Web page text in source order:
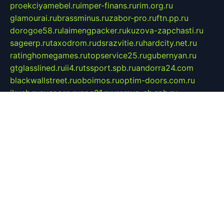
proekciyamebel.ruimper-finans.rurim.org.ru
glamourai.rubrassminus.ruzabor-pro.ruftn.pp.ru
dorogoe58.rulaimengpacker.rukuzova-zapchasti.ru
sageerp.rutaxodrom.rudsrazvitie.ruhardcity.net.ru
ratinghomegames.rutopservice25.rugubernyan.ru
gtglasslined.ruii4.rutssport.spb.ruandorra24.com
blackwallstreet.ruoboimos.ruoptim-doors.com.ru
ikuch.runycr.org.runpa21.ruvremya-ch.spb.ru